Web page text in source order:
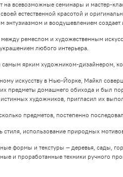
на всевозможные семинары и
естественной красотой и
и воодушевлением
ремеслом и художественным
любого интерьера.
самым ярким художником-дизайнером,
искусству в Нью-Йорке, Майкл
предметы домашнего обихода и был
художников, пригласил их
предметов, постепенно
использование природных
формы и текстуры — деревья, сады,
и проработанные техники ручного